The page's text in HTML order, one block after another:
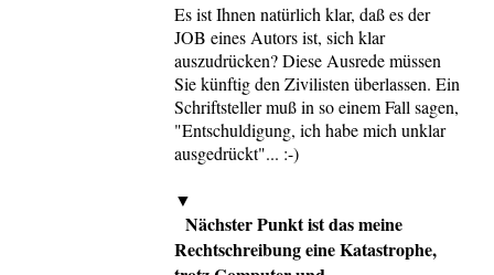
Es ist Ihnen natürlich klar, daß es der
JOB eines Autors ist, sich klar
auszudrücken? Diese Ausrede müssen
Sie künftig den Zivilisten überlassen. Ein
Schriftsteller muß in so einem Fall sagen,
"Entschuldigung, ich habe mich unklar
ausgedrückt"... :-)
▼
Nächster Punkt ist das meine
Rechtschreibung eine Katastrophe,